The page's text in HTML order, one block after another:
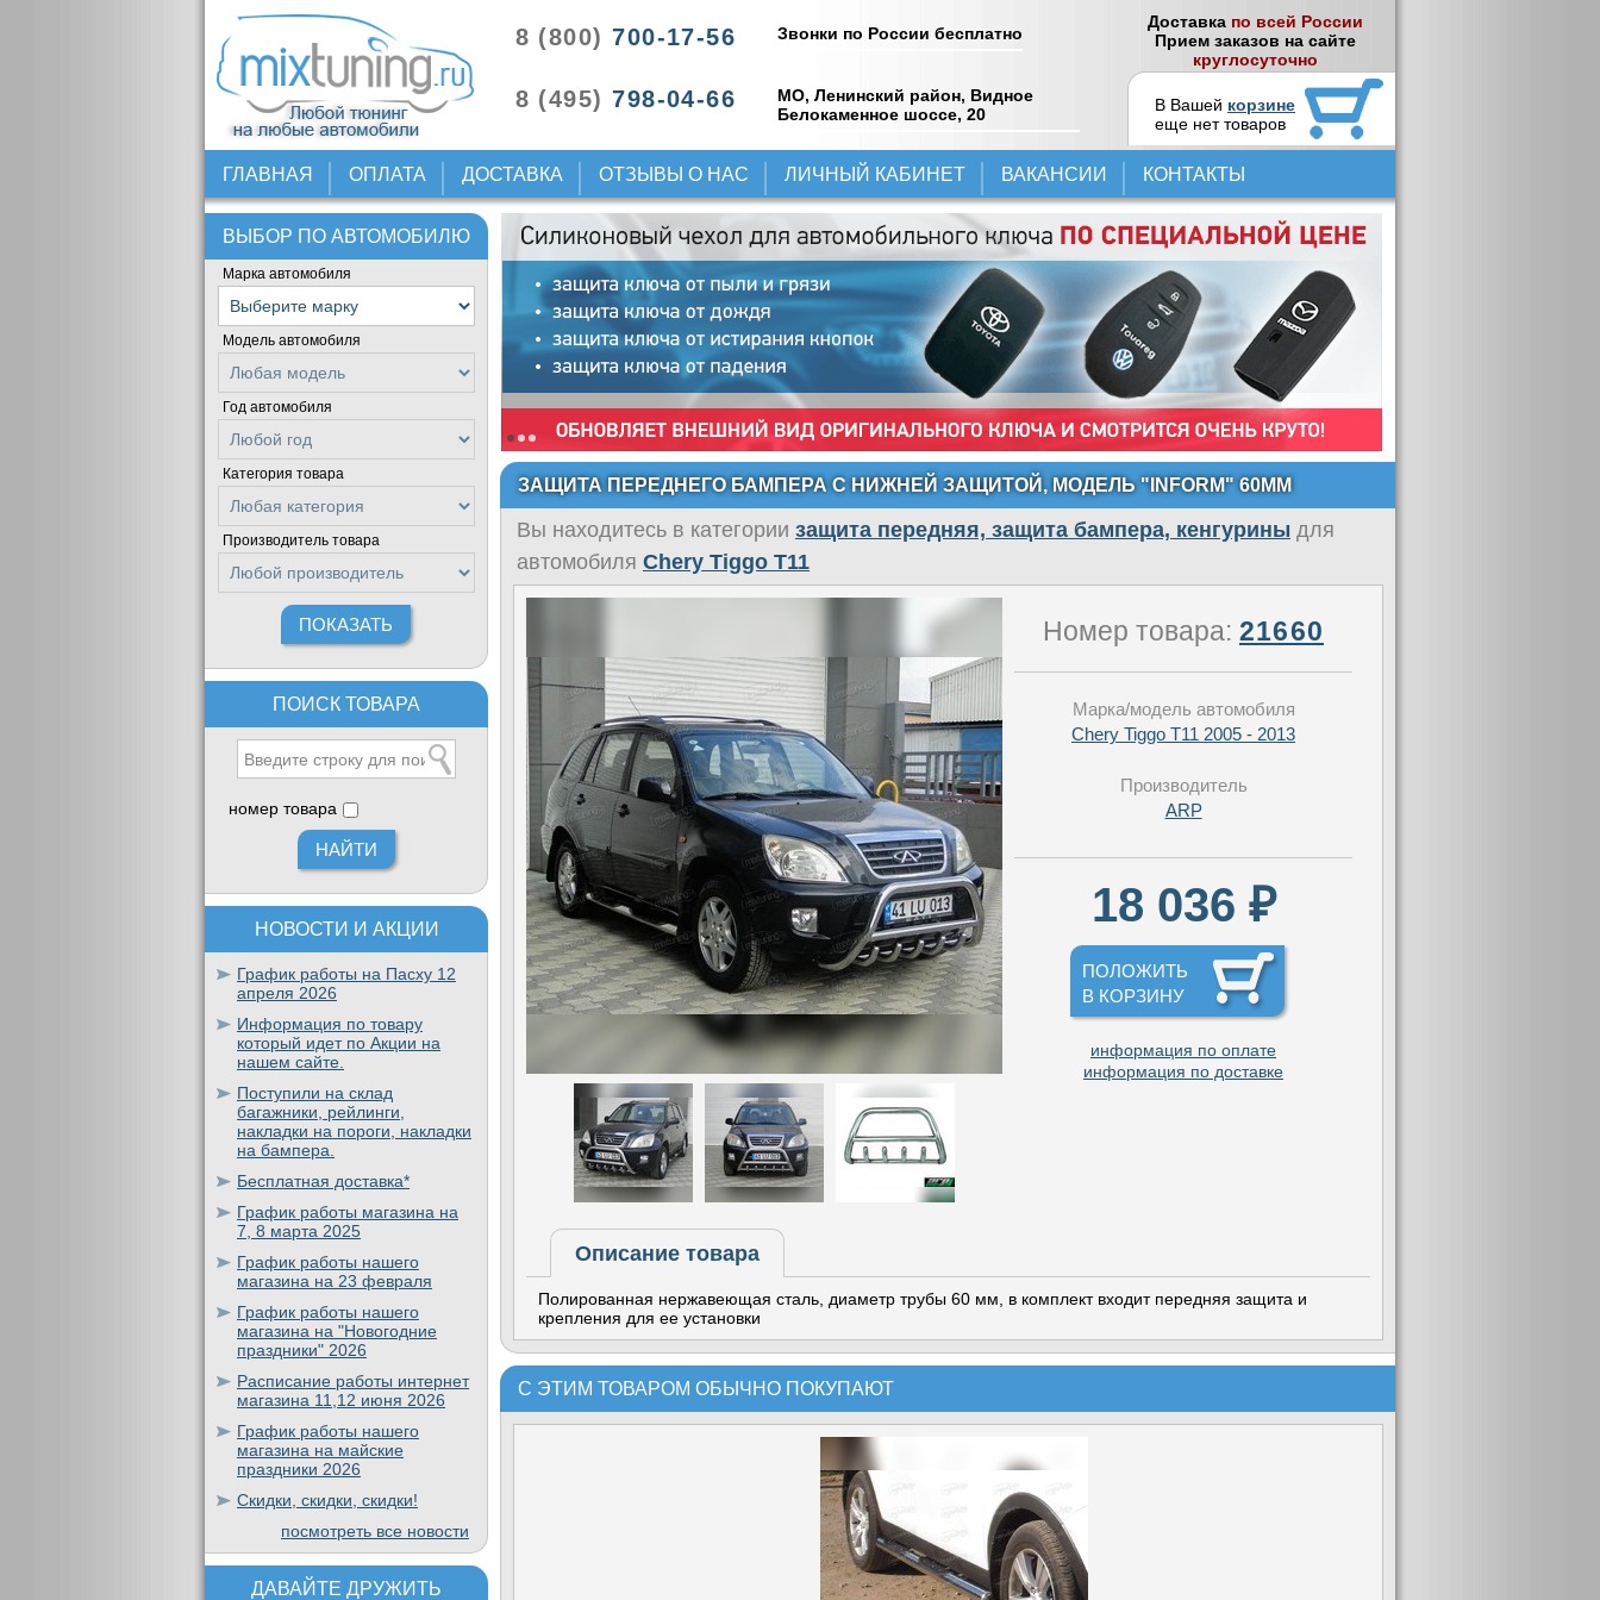
8 (800) 700-17-56
8 (495) 798-04-66
Звонки по России бесплатно
МО, Ленинский район, Видное
Белокаменное шоссе, 20
Доставка по всей России
Прием заказов на сайте
круглосуточно
В Вашей корзине
еще нет товаров
ГЛАВНАЯ ОПЛАТА ДОСТАВКА ОТЗЫВЫ О НАС ЛИЧНЫЙ КАБИНЕТ ВАКАНСИИ КОНТАКТЫ
ВЫБОР ПО АВТОМОБИЛЮ
Марка автомобиля
Модель автомобиля
Год автомобиля
Категория товара
Производитель товара
ПОИСК ТОВАРА
номер товара
НОВОСТИ И АКЦИИ
График работы на Пасху 12
апреля 2026
Информация по товару
который идет по Акции на
нашем сайте.
Поступили на склад
багажники, рейлинги,
накладки на пороги, накладки
на бампера.
Бесплатная доставка*
График работы магазина на
7, 8 марта 2025
График работы нашего
магазина на 23 февраля
График работы нашего
магазина на "Новогодние
праздники" 2026
Расписание работы интернет
магазина 11,12 июня 2026
График работы нашего
магазина на майские
праздники 2026
Скидки, скидки, скидки!
посмотреть все новости
ДАВАЙТЕ ДРУЖИТЬ
ЗАЩИТА ПЕРЕДНЕГО БАМПЕРА С НИЖНЕЙ ЗАЩИТОЙ, МОДЕЛЬ "INFORM" 60MM
Вы находитесь в категории защита передняя, защита бампера, кенгурины для
автомобиля Chery Tiggo T11
Номер товара: 21660
Марка/модель автомобиля
Chery Tiggo T11 2005 - 2013
Производитель
ARP
18 036 ₽
ПОЛОЖИТЬ
В КОРЗИНУ
информация по оплате
информация по доставке
Описание товара
Полированная нержавеющая сталь, диаметр трубы 60 мм, в комплект входит передняя защита и
крепления для ее установки
С ЭТИМ ТОВАРОМ ОБЫЧНО ПОКУПАЮТ